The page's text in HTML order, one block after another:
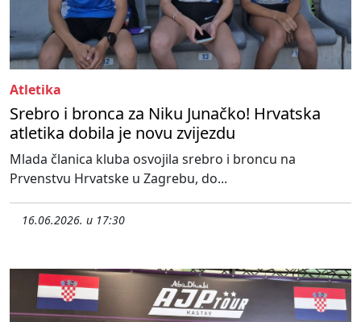
Atletika
Srebro i bronca za Niku Junačko! Hrvatska
atletika dobila je novu zvijezdu
Mlada članica kluba osvojila srebro i broncu na
Prvenstvu Hrvatske u Zagrebu, do...
16.06.2026. u 17:30